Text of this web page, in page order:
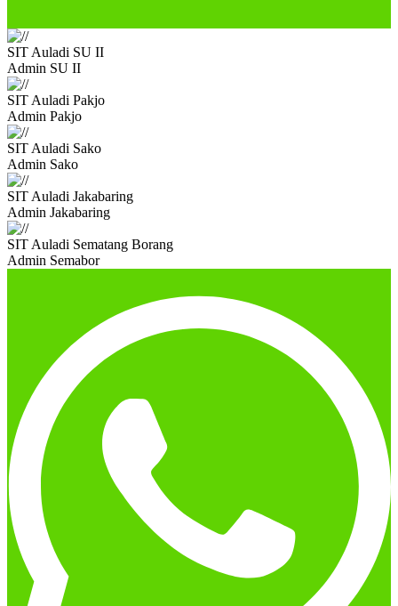
SIT Auladi SU II
Admin SU II
SIT Auladi Pakjo
Admin Pakjo
SIT Auladi Sako
Admin Sako
SIT Auladi Jakabaring
Admin Jakabaring
SIT Auladi Sematang Borang
Admin Semabor